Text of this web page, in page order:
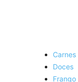
Carnes
Doces
Frango